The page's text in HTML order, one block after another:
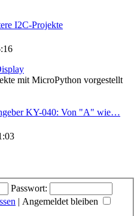
I2C-Projekte
mit MicroPython vorgestellt
KY-040: Von "A" wie…
Passwort:
| Angemeldet bleiben